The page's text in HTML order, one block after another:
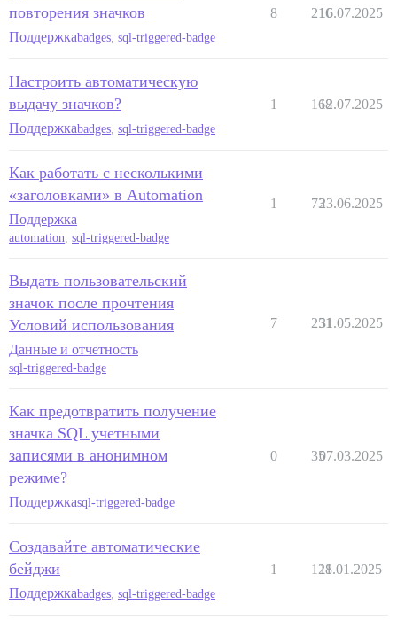
повторения значков
Поддержкаbadges sql-triggered-badge
8 216
16.07.2025
Настроить автоматическую
выдачу значков?
Поддержкаbadges sql-triggered-badge
1 168
12.07.2025
Как работать с несколькими
«заголовками» в Automation
Поддержка
automation, sql-triggered-badge
1 7323.06.2025
Выдать пользовательский
значок после прочтения
Условий использования
Данные и отчетность
sql-triggered-badge
7 251
31.05.2025
Как предотвратить получение
значка SQL учетными
записями в анонимном
режиме?
Поддержкаsql-triggered-badge
0 3507.03.2025
Создавайте автоматические
бейджи
Поддержкаbadges sql-triggered-badge
1 128
11.01.2025